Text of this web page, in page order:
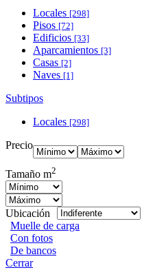
Locales [298]
Pisos [72]
Edificios [33]
Aparcamientos [3]
Casas [2]
Naves [1]
Subtipos
Locales [298]
Precio
Tamaño m2
Ubicación
Muelle de carga
Con fotos
De bancos
Cerrar